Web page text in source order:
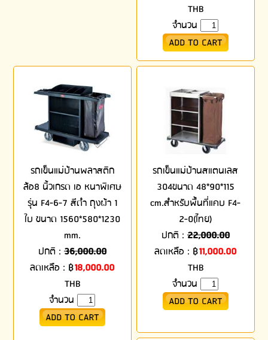
THB
จำนวน
รถเข็นแม่บ้านพลาสติก
ล้อ8 นิ้วเกรด เอ หนาพิเศษ
รุ่น F4-6-7 สีดำ ถุงผ้า 1
ใบ ขนาด 1560*580*1230
mm.
ปกติ : 36,000.00
ลดเหลือ : ฿18,000.00
THB
จำนวน
รถเข็นแม่บ้านสแตนเลส
304ขนาด 48*90*115
cm.สำหรับพื้นที่แคบ F4-
2-0(ไทย)
ปกติ : 22,000.00
ลดเหลือ : ฿11,000.00
THB
จำนวน